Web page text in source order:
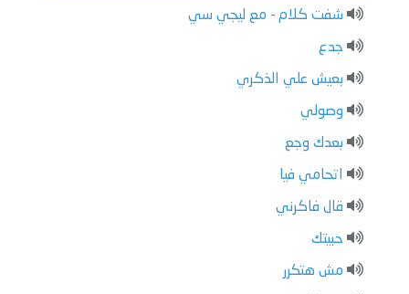
شفت كلام - مع ليجي سي
جدع
بعيش علي الذكري
وصولي
بعدك وجع
اتحامي فيا
قال فاكرني
حبيتك
مش هتكرر